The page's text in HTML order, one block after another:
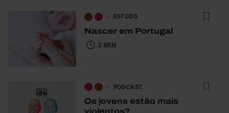
ESTUDO
Nascer em Portugal
3 MIN
PODCAST
Os jovens estão mais